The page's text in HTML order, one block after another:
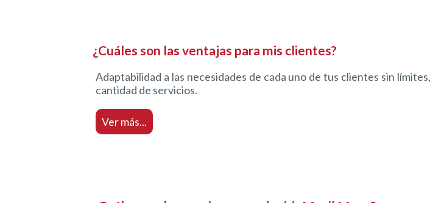
¿Cuáles son las ventajas para mis clientes?
Adaptabilidad a las necesidades de cada uno de tus clientes sin
cantidad de servicios.
Ver más...